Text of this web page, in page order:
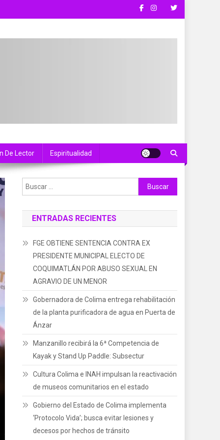
De Lector Espiritualidad
Buscar:
ENTRADAS RECIENTES
FGE OBTIENE SENTENCIA CONTRA EX
PRESIDENTE MUNICIPAL ELECTO DE
COQUIMATLÁN POR ABUSO SEXUAL EN
AGRAVIO DE UN MENOR
Gobernadora de Colima entrega rehabilitación
de la planta purificadora de agua en Puerta de
Ánzar
Manzanillo recibirá la 6ª Competencia de
Kayak y Stand Up Paddle: Subsectur
Cultura Colima e INAH impulsan la reactivación
de museos comunitarios en el estado
Gobierno del Estado de Colima implementa
‘Protocolo Vida’; busca evitar lesiones y
decesos por hechos de tránsito